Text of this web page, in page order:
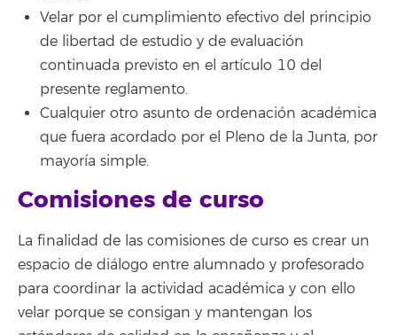
Velar por el cumplimiento efectivo del principio
de libertad de estudio y de evaluación
continuada previsto en el artículo 10 del
presente reglamento.
Cualquier otro asunto de ordenación académica
que fuera acordado por el Pleno de la Junta, por
mayoría simple.
Comisiones de curso
La finalidad de las comisiones de curso es crear un
espacio de diálogo entre alumnado y profesorado
para coordinar la actividad académica y con ello
velar porque se consigan y mantengan los